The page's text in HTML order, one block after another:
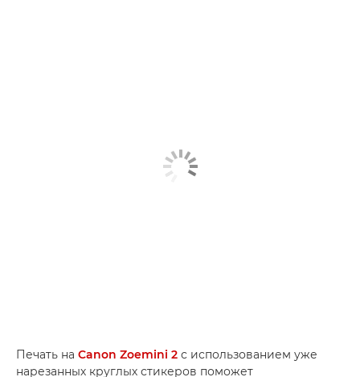
Печать на Canon Zoemini 2 с использованием уже
нарезанных круглых стикеров поможет